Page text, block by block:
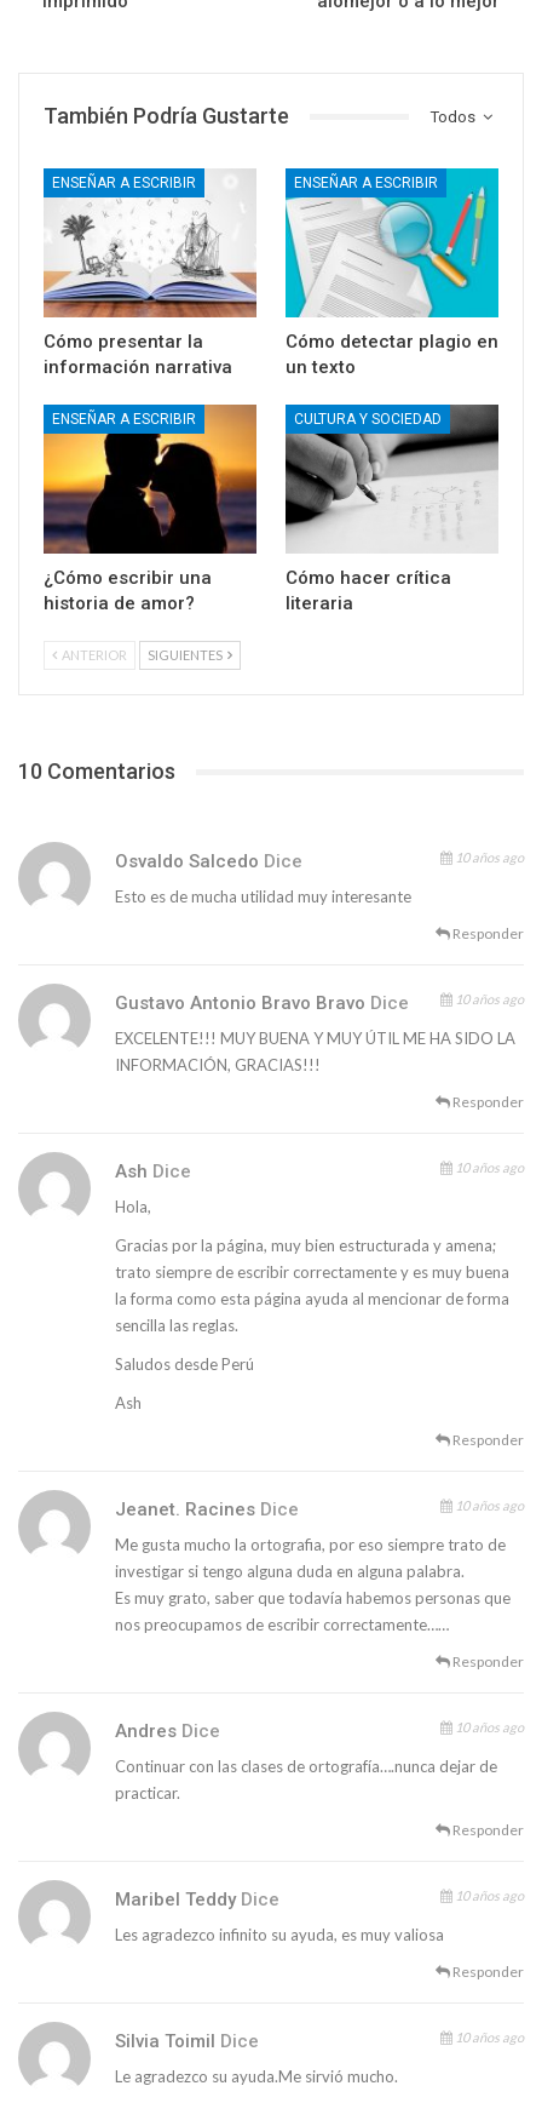
Todos
También Podría Gustarte
ENSEÑAR A ESCRIBIR
Cómo presentar la
información narrativa
ENSEÑAR A ESCRIBIR
Cómo detectar plagio en
un texto
ENSEÑAR A ESCRIBIR
¿Cómo escribir una
historia de amor?
CULTURA Y SOCIEDAD
Cómo hacer crítica
literaria
ANTERIOR SIGUIENTES
10 Comentarios
Osvaldo Salcedo Dice 10 años ago
Esto es de mucha utilidad muy interesante
Responder
Gustavo Antonio Bravo Bravo Dice 10 años ago
EXCELENTE!!! MUY BUENA Y MUY ÚTIL ME HA SIDO LA
INFORMACIÓN, GRACIAS!!!
Responder
Ash Dice 10 años ago
Hola,
Gracias por la página, muy bien estructurada y amena;
trato siempre de escribir correctamente y es muy buena
la forma como esta página ayuda al mencionar de forma
sencilla las reglas.
Saludos desde Perú
Ash
Responder
Jeanet. Racines Dice 10 años ago
Me gusta mucho la ortografia, por eso siempre trato de
investigar si tengo alguna duda en alguna palabra.
Es muy grato, saber que todavía habemos personas que
nos preocupamos de escribir correctamente……
Responder
Andres Dice 10 años ago
Continuar con las clases de ortografía….nunca dejar de
practicar.
Responder
Maribel Teddy Dice 10 años ago
Les agradezco infinito su ayuda, es muy valiosa
Responder
Silvia Toimil Dice 10 años ago
Le agradezco su ayuda.Me sirvió mucho.